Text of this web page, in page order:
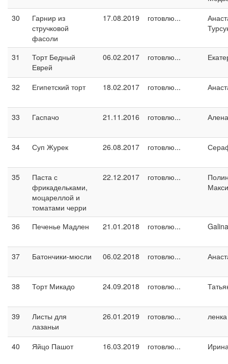
30
Гарнир из
стручковой
фасоли
17.08.2019 готовлю...
31
Торт Бедный
Еврей
06.02.2017 готовлю...
32 Египетский торт 18.02.2017 готовлю...
33 Гаспачо 21.11.2016 готовлю... Алена
34 Суп Журек 26.08.2017 готовлю...
35
Паста с
фрикадельками,
моцареллой и
томатами черри
22.12.2017 готовлю...
36 Печенье Мадлен 21.01.2018 готовлю...
37 Батончики-мюсли 06.02.2018 готовлю...
38 Торт Микадо 24.09.2018 готовлю...
39
Листы для
лазаньи
26.01.2019 готовлю...
40 Яйцо Пашот 16.03.2019 готовлю...